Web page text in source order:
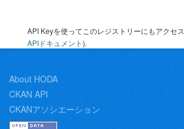
API Keyを使ってこのレジストリーにもアクセ
APIドキュメント).
About HODA
CKAN API
CKANアソシエーション